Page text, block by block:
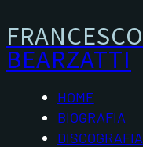
FRANCESCO
BEARZATTI
HOME
BIOGRAFIA
DISCOGRAFIA